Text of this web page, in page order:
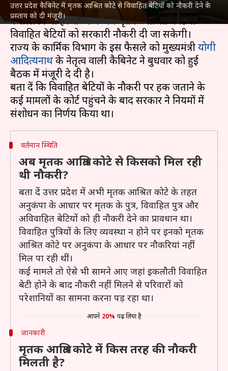
उत्तर प्रदेश कैबिनेट में मृतक आश्रित कोटे से विवाहित बेटियों को नौकरी देने के
प्रस्ताव को दी मंजूरी।
उत्तर प्रदेशसरकार ने विवाहित बेटियों के अधिकार में बड़ा
फैसला किया है। राज्य में अब मृतक आश्रित कोटे से
विवाहित बेटियों को सरकारी नौकरी दी जा सकेगी।
राज्य के कार्मिक विभाग के इस फैसले को मुख्यमंत्रीयोगी
आदित्यनाथके नेतृत्व वाली कैबिनेट ने बुधवार को हुई
बैठक में मंजूरी दे दी है।
बता दें कि विवाहित बेटियों के नौकरी पर हक जताने के
कई मामलों के कोर्ट पहुंचने के बाद सरकार ने नियमों में
वर्तमान स्थिति
अब मृतक आश्रित कोटे से किसको मिल रही
थी नौकरी?
बता दें उत्तर प्रदेश में अभी मृतक आश्रित कोटे के तहत
अनुकंपा के आधार पर मृतक के पुत्र, विवाहित पुत्र और
अविवाहित बेटियों को ही नौकरी देने का प्रावधान था।
विवाहित पुत्रियों के लिए व्यवस्था न होने पर इनको मृतक
आश्रित कोटे पर अनुकंपा के आधार पर नौकरियां नहीं
मिल पा रही थीं।
कई मामले तो ऐसे भी सामने आए जहां इकलौती विवाहित
बेटी होने के बाद नौकरी नहीं मिलने से परिवारों को
परेशानियों का सामना करना पड़ रहा था।
आपने 20% पढ़ लिया है
जानकारी
मृतक आश्रित कोटे में किस तरह की नौकरी
मिलती है?